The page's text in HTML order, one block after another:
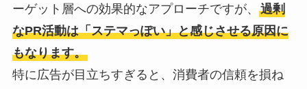
ーゲット層への効果的なアプローチですが、 過剰
なPR活動は「ステマっぽい」と感じさせる原因に
もなります。
特に広告が目立ちすぎると、消費者の信頼を損ね